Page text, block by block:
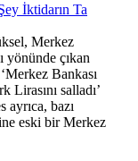
İktidarın Ta
Merkez
yönünde çıkan
Bankası
Lirasını salladı’
ayrıca, bazı
eski bir Merkez